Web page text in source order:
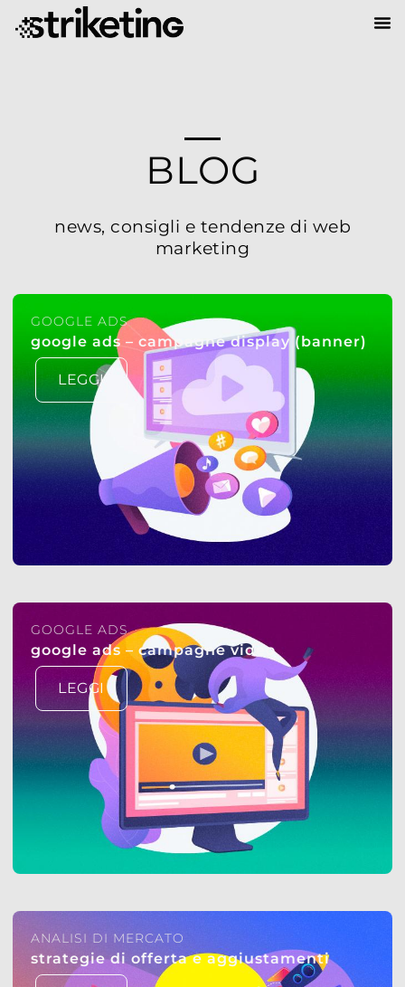
BLOG
news, consigli e tendenze di web
marketing
GOOGLE ADS
google ads – campagne display (banner)
LEGGI
GOOGLE ADS
google ads – campagne video
LEGGI
ANALISI DI MERCATO
strategie di offerta e aggiustamenti